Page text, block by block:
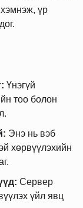
үр
Үнэгүй
тоо болон
Энэ нь вэб
хөрвүүлэхийн
Сервер
үйл явц